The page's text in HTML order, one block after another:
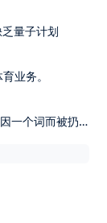
量子计划
业务。
一个词而被扔